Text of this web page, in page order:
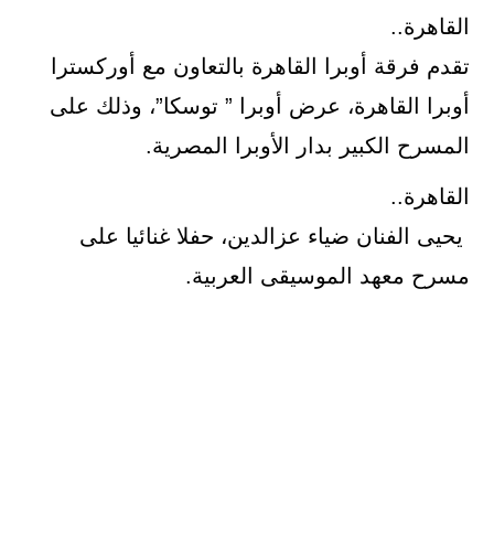
القاهرة..
تقدم فرقة أوبرا القاهرة بالتعاون مع أوركسترا
أوبرا القاهرة، عرض أوبرا ” توسكا”، وذلك على
المسرح الكبير بدار الأوبرا المصرية.
القاهرة..
يحيى الفنان ضياء عزالدين، حفلا غنائيا على
مسرح معهد الموسيقى العربية.